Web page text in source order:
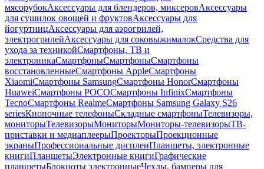
мясорубокАксессуары для блендеров, миксеровАксессуары
для сушилок овощей и фруктовАксессуары для
йогуртницАксессуары для аэрогрилей,
электрогрилейАксессуары для соковыжималокСредства для
ухода за техникойСмартфоны, ТВ и
электроникаСмартфоныСмартфоныСмартфоны
восстановленныеСмартфоны AppleСмартфоны
XiaomiСмартфоны SamsungСмартфоны HonorСмартфоны
HuaweiСмартфоны POCOСмартфоны InfinixСмартфоны
TecnoСмартфоны RealmeСмартфоны Samsung Galaxy S26
seriesКнопочные телефоныСкладные смартфоныТелевизоры,
мониторыТелевизорыМониторыМониторы-телевизорыТВ-
приставки и медиаплеерыПроекторыПроекционные
экраныПрофессиональные дисплеиПланшеты, электронные
книгиПланшетыЭлектронные книгиГрафические
планшетыБлокноты электронныеЧехлы, бамперы для